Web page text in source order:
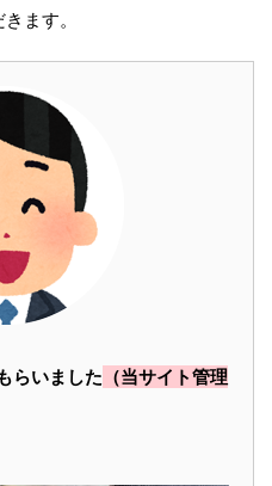
ます。
らいました （当サイト管理